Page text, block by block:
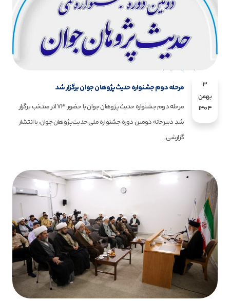
3
بهمن
1404
مرحله دوم جشنواره حدیث‌پژوهان جوان برگزار شد
مرحله دوم جشنواره حدیث‌پژوهان جوان با حضور ۷۳ اثر منتخب برگزار
شد دبیرخانه دومین دوره جشنواره ملی حدیث‌پژوهان جوان، با انتشار
گزارشی...